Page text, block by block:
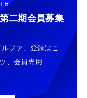
第二期会員募集
ファ」登録はこ
、会員専用